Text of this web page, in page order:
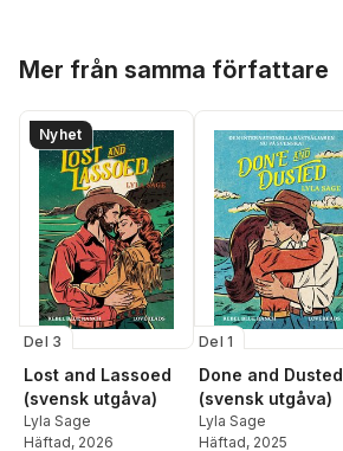
Mer från samma författare
Nyhet
Del 3
Lost and Lassoed
(svensk utgåva)
Lyla Sage
Häftad, 2026
Del 1
Done and Dusted
(svensk utgåva)
Lyla Sage
Häftad, 2025